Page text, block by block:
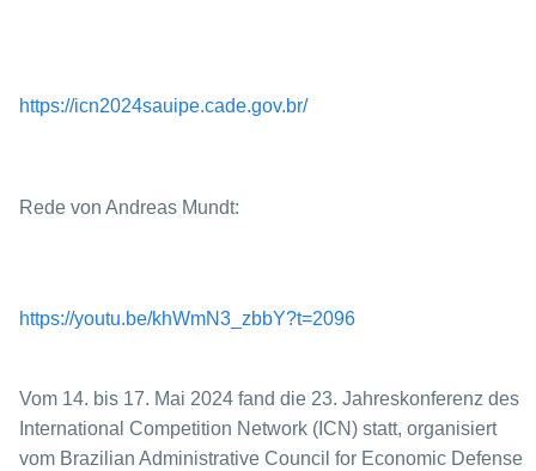
https://icn2024sauipe.cade.gov.br/
Rede von Andreas Mundt:
https://youtu.be/khWmN3_zbbY?t=2096
Vom 14. bis 17. Mai 2024 fand die 23. Jahreskonferenz des
International Competition Network (ICN) statt, organisiert
vom Brazilian Administrative Council for Economic Defense